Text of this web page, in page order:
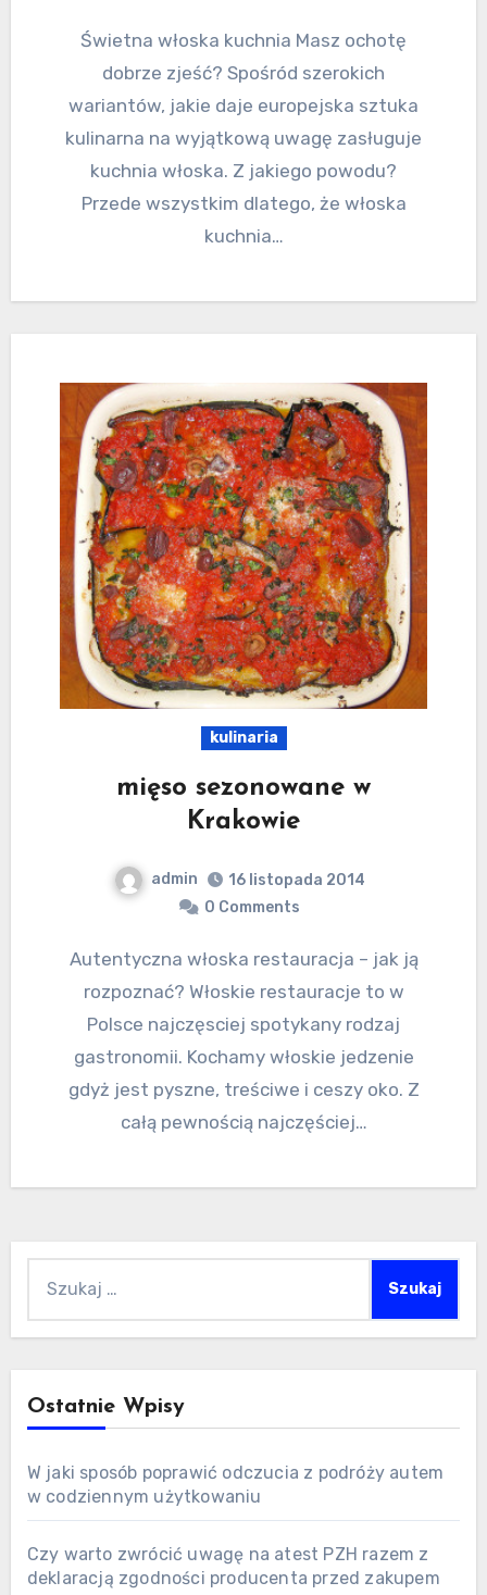
Świetna włoska kuchnia Masz ochotę
dobrze zjeść? Spośród szerokich
wariantów, jakie daje europejska sztuka
kulinarna na wyjątkową uwagę zasługuje
kuchnia włoska. Z jakiego powodu?
Przede wszystkim dlatego, że włoska
kuchnia…
kulinaria
mięso sezonowane w
Krakowie
admin
16 listopada 2014
0 Comments
Autentyczna włoska restauracja – jak ją
rozpoznać? Włoskie restauracje to w
Polsce najczęsciej spotykany rodzaj
gastronomii. Kochamy włoskie jedzenie
gdyż jest pyszne, treściwe i ceszy oko. Z
całą pewnością najczęściej…
Ostatnie Wpisy
W jaki sposób poprawić odczucia z podróży autem
w codziennym użytkowaniu
Czy warto zwrócić uwagę na atest PZH razem z
deklaracją zgodności producenta przed zakupem